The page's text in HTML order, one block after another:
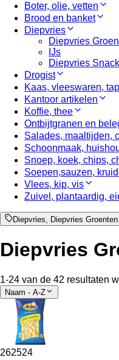
Boter, olie, vetten
Brood en banket
Diepvries
Diepvries
IJs
Diepvries
Drogist
Kaas, vleeswaren,
Kantoor artikelen
Koffie, thee
Ontbijtgranen en
Salades, maaltijden,
Schoonmaak,
Snoep, koek, chips,
Soepen,sauzen,
Vlees, kip, vis
Zuivel, plantaardig,
Diepvries, Diepvries
Diepvries
1-24 van de 42 resultaten
Naam - A-Z
262524